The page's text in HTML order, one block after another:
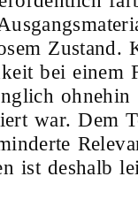
Zustand.
bei einem
war. Dem
ist deshalb